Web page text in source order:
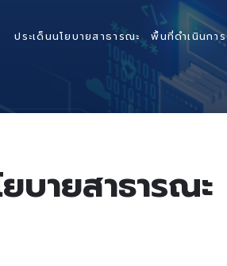
ประเด็นนโยบายสาธารณะ พื้นที่ดำเนินการ
บายสาธารณะ